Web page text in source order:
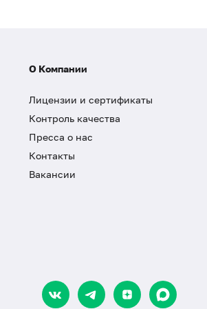
О Компании
Лицензии и сертификаты
Контроль качества
Пресса о нас
Контакты
Вакансии